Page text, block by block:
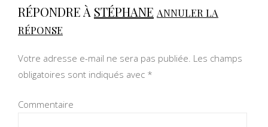
RÉPONDRE À STÉPHANE ANNULER LA
RÉPONSE
Votre adresse e-mail ne sera pas publiée. Les champs
obligatoires sont indiqués avec *
Commentaire